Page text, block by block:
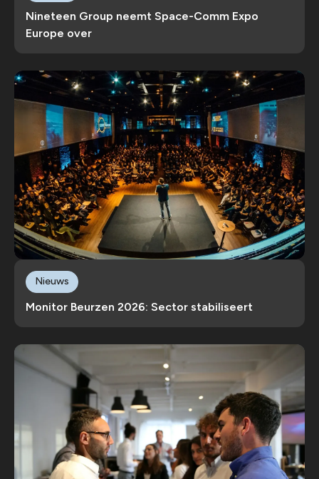
Nineteen Group neemt Space-Comm Expo
Europe over
Monitor Beurzen 2026: Sector stabiliseert
Nieuws